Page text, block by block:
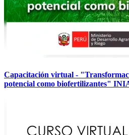
Capacitación virtual -
potencial como biofertilizantes"